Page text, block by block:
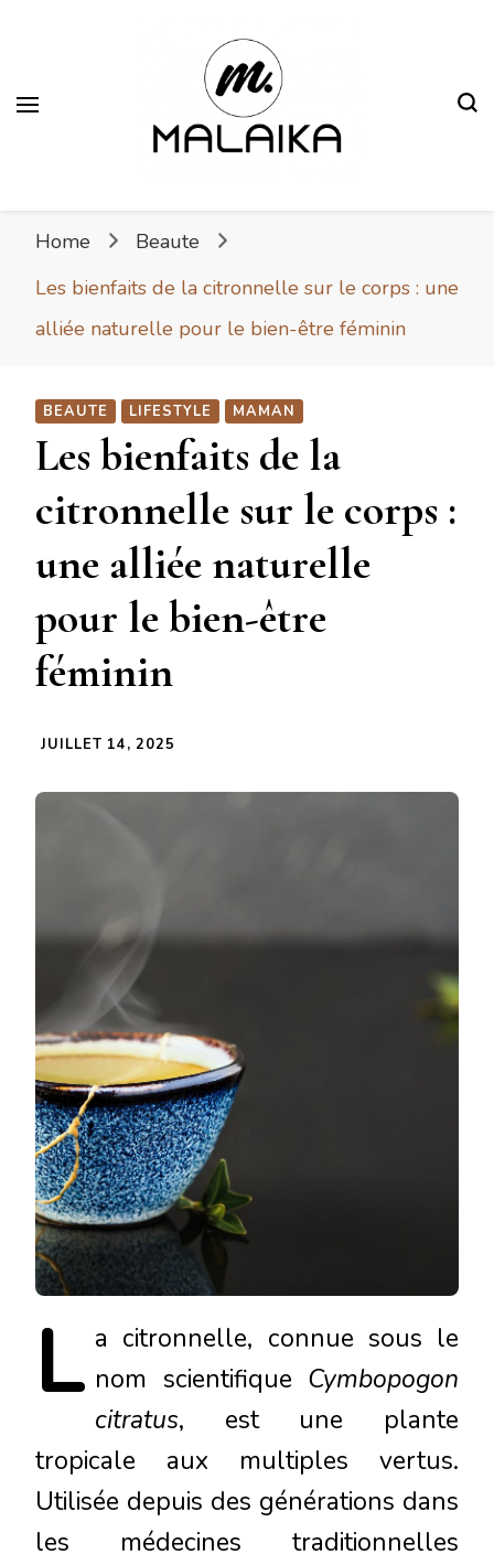
Home
Beaute
Les bienfaits de la citronnelle sur le corps : une
alliée naturelle pour le bien-être féminin
BEAUTE LIFESTYLE MAMAN
Les bienfaits de la
citronnelle sur le corps :
une alliée naturelle
pour le bien-être
féminin
JUILLET 14, 2025
L a citronnelle, connue sous le
nom scientifique Cymbopogon
citratus, est une plante
tropicale aux multiples vertus.
Utilisée depuis des générations dans
les médecines traditionnelles